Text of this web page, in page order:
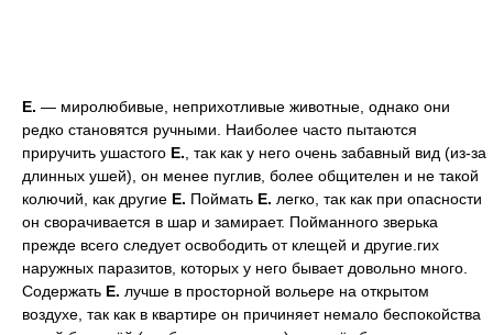
Е. — миролюбивые, неприхотливые животные, однако они
редко становятся ручными. Наиболее часто пытаются
приручить ушастого Е. , так как у него очень забавный вид (из-за
длинных ушей), он менее пуглив, более общителен и не такой
колючий, как другие Е. Поймать Е. легко, так как при опасности
он сворачивается в шар и замирает. Пойманного зверька
прежде всего следует освободить от клещей и другие.гих
наружных паразитов, которых у него бывает довольно много.
Содержать Е. лучше в просторной вольере на открытом
воздухе, так как в квартире он причиняет немало беспокойства